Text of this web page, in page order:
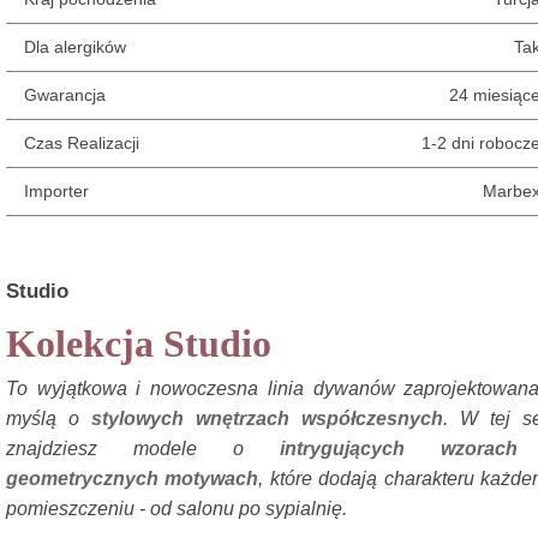
Dla alergików
Gwarancja 24 miesiące
Czas Realizacji 1-2 dni robocze
Importer
Studio
Kolekcja Studio
To wyjątkowa i nowoczesna linia dywanów
myślą o stylowych wnętrzach współczesnych. W tej
znajdziesz modele o intrygujących
geometrycznych motywach, które dodają charakteru
pomieszczeniu - od salonu po sypialnię.